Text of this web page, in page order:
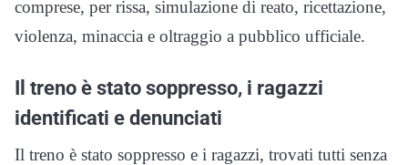
comprese, per rissa, simulazione di reato, ricettazione,
violenza, minaccia e oltraggio a pubblico ufficiale.
Il treno è stato soppresso, i ragazzi
identificati e denunciati
Il treno è stato soppresso e i ragazzi, trovati tutti senza